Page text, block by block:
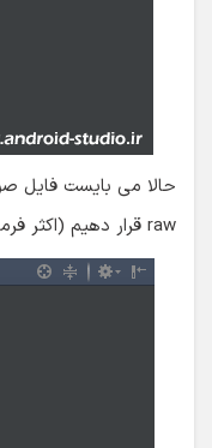
حالا می بایست فایل
raw قرار دهیم (اکثر فرمت های رایج صوتی پشتیبانی می شود):